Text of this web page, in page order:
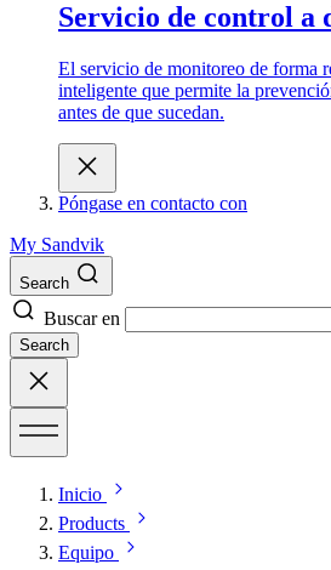
Servicio de control a
El servicio de monitoreo de forma
inteligente que permite la
antes de que sucedan.
Póngase en contacto con
My Sandvik
Search
Buscar en
Search
Inicio
Products
Equipo